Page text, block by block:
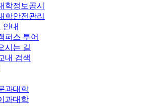
학정보공시
학안전관리
안내
퍼스 투어
시는 길
내 검색
과대학
과대학